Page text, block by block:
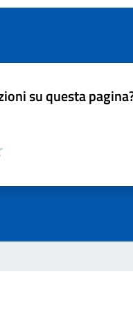
su questa